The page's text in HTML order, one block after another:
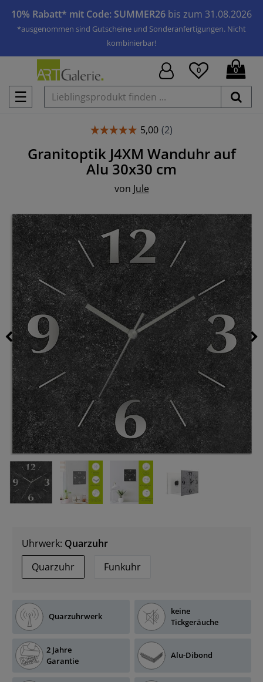
10% Rabatt* mit Code: SUMMER26 bis zum 31.08.2026
*ausgenommen sind Gutscheine und Sonderanfertigungen. Nicht
kombinierbar!
☰
0 0
Granitoptik J4XM Wanduhr auf
Alu 30x30 cm
von Jule
Uhrwerk: Quarzuhr
Quarzuhr
Funkuhr
Quarzuhrwerk
keine
Tickgeräuche
2 Jahre
Garantie
Alu-Dibond